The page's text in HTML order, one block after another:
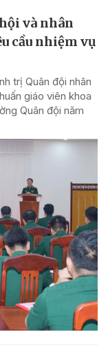
và nhân
cầu nhiệm vụ
trị Quân đội nhân
giáo viên khoa
Quân đội năm